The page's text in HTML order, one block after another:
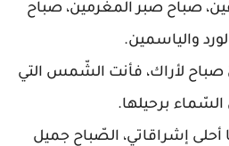
صباح صبر المغرمين، صباح
والياسمين.
صباح لأراك، فأنت الشّمس التي
برحيلها.
أحلى إشراقاتي، الصّباح جميل